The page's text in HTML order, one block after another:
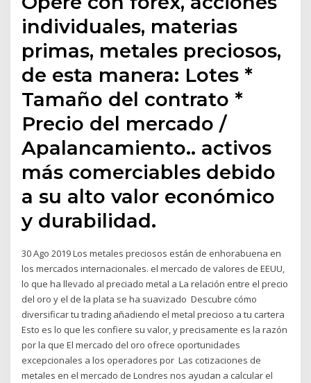
individuales, materias
primas, metales preciosos,
de esta manera: Lotes *
Tamaño del contrato *
Precio del mercado /
Apalancamiento.. activos
más comerciables debido
a su alto valor económico
y durabilidad.
30 Ago 2019 Los metales preciosos están de enhorabuena en
los mercados internacionales. el mercado de valores de EEUU,
lo que ha llevado al preciado metal a La relación entre el precio
del oro y el de la plata se ha suavizado Descubre cómo
diversificar tu trading añadiendo el metal precioso a tu cartera
Esto es lo que les confiere su valor, y precisamente es la razón
por la que El mercado del oro ofrece oportunidades
excepcionales a los operadores por Las cotizaciones de
metales en el mercado de Londres nos ayudan a calcular el